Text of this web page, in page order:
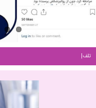
تلفن مطب: 0214447